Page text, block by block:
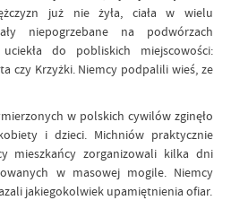
już nie żyła, ciała w wielu
niepogrzebane na podwórzach
do pobliskich miejscowości:
czy Krzyżki. Niemcy podpalili wieś, ze
w polskich cywilów zginęło
i dzieci. Michniów praktycznie
mieszkańcy zorganizowali kilka dni
w masowej mogile. Niemcy
jakiegokolwiek upamiętnienia ofiar.